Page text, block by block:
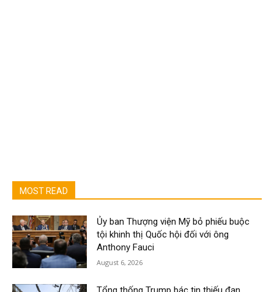
MOST READ
Ủy ban Thượng viện Mỹ bỏ phiếu buộc
tội khinh thị Quốc hội đối với ông
Anthony Fauci
August 6, 2026